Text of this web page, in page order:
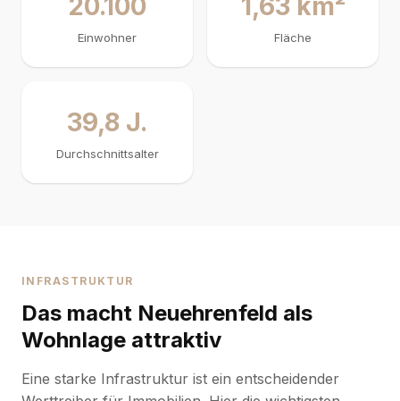
20.100
Einwohner
1,63 km²
Fläche
39,8 J.
Durchschnittsalter
INFRASTRUKTUR
Das macht Neuehrenfeld als
Wohnlage attraktiv
Eine starke Infrastruktur ist ein entscheidender